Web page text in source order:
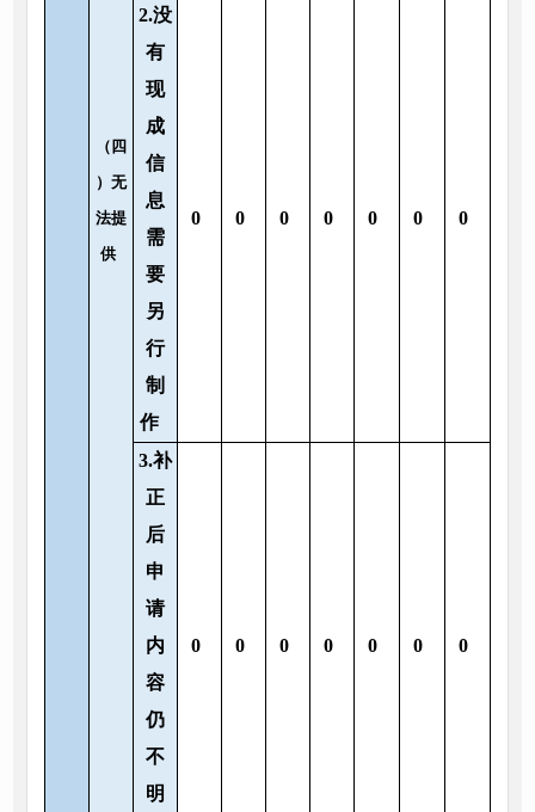
（四
）无
法提
供
2.没
有
现
成
信
息
需
要
另
行
制
作
0 0 0 0 0 0 0
3.补
正
后
申
请
内
容
仍
不
明
0 0 0 0 0 0 0